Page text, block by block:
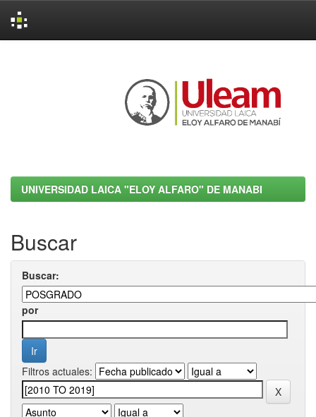
UNIVERSIDAD LAICA "ELOY ALFARO" DE MANABI
Buscar
Buscar:
por
Filtros actuales: